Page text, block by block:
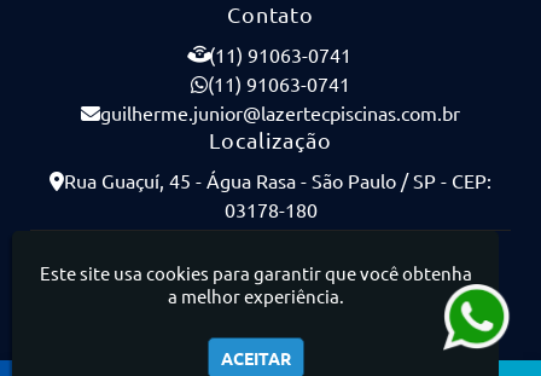
Contato
(11) 91063-0741
(11) 91063-0741
guilherme.junior@lazertecpiscinas.com.br
Localização
Rua Guaçuí, 45 - Água Rasa - São Paulo / SP - CEP:
03178-180
Este site usa cookies para garantir que você obtenha
a melhor experiência.
ACEITAR